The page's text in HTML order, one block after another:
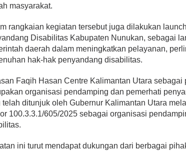
masyarakat.
rangkaian kegiatan tersebut juga dilakukan
Disabilitas Kabupaten Nunukan, sebagai
daerah dalam meningkatkan pelayanan,
hak-hak penyandang disabilitas.
Faqih Hasan Centre Kalimantan Utara sebagai
organisasi pendamping dan pemerhati
telah ditunjuk oleh Gubernur Kalimantan Utara
100.3.3.1/605/2025 sebagai organisasi
ini turut mendapat dukungan dari berbagai